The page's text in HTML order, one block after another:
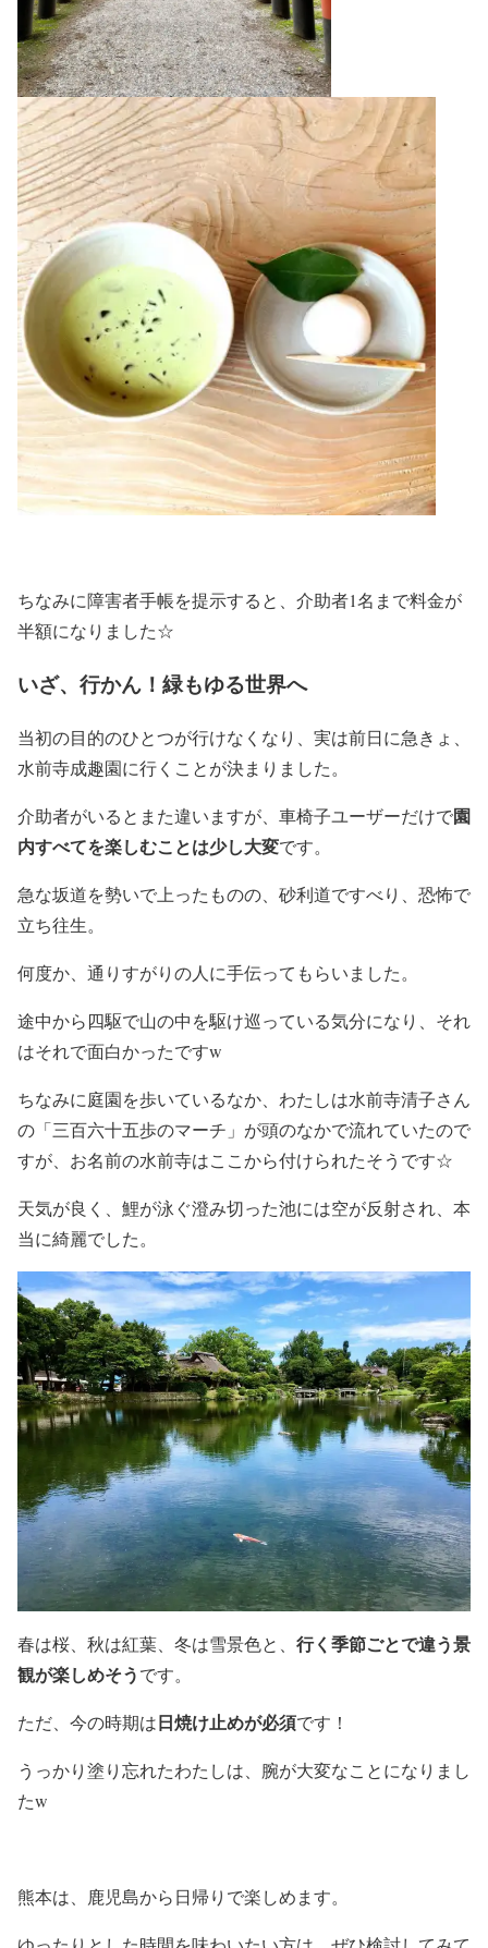
ちなみに障害者手帳を提示すると、介助者1名まで料金が
半額になりました☆
いざ、行かん！緑もゆる世界へ
当初の目的のひとつが行けなくなり、実は前日に急きょ、
水前寺成趣園に行くことが決まりました。
介助者がいるとまた違いますが、車椅子ユーザーだけで園
内すべてを楽しむことは少し大変です。
急な坂道を勢いで上ったものの、砂利道ですべり、恐怖で
立ち往生。
何度か、通りすがりの人に手伝ってもらいました。
途中から四駆で山の中を駆け巡っている気分になり、それ
はそれで面白かったですw
ちなみに庭園を歩いているなか、わたしは水前寺清子さん
の「三百六十五歩のマーチ」が頭のなかで流れていたので
すが、お名前の水前寺はここから付けられたそうです☆
天気が良く、鯉が泳ぐ澄み切った池には空が反射され、本
当に綺麗でした。
春は桜、秋は紅葉、冬は雪景色と、 行く季節ごとで違う景
観が楽しめそうです。
ただ、今の時期は日焼け止めが必須です！
うっかり塗り忘れたわたしは、腕が大変なことになりまし
たw
熊本は、鹿児島から日帰りで楽しめます。